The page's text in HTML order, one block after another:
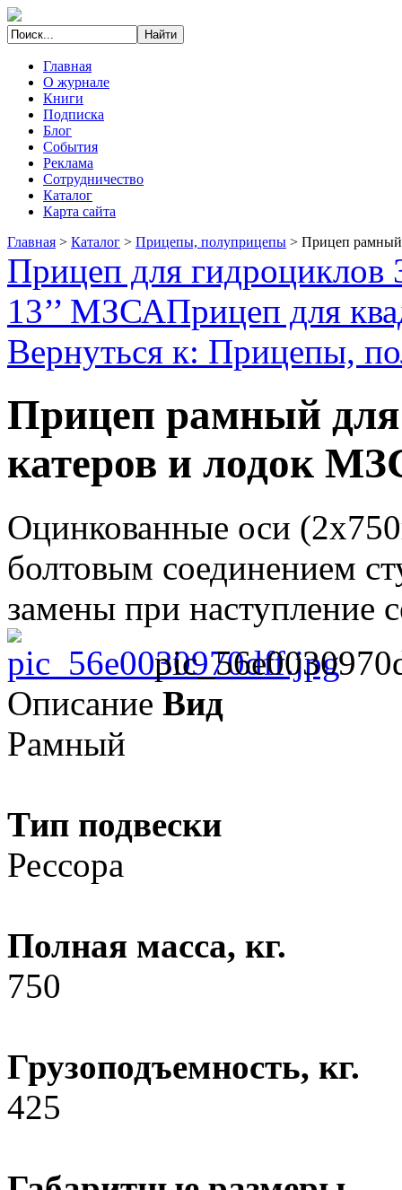
Главная
О журнале
Книги
Подписка
Блог
События
Реклама
Сотрудничество
Каталог
Карта сайта
Главная > Каталог > Прицепы, полуприцепы > Прицеп рамный
Прицеп для гидроциклов
13’’ МЗСАПрицеп для
Вернуться к: Прицепы,
Прицеп рамный для
катеров и лодок
Оцинкованные оси
болтовым соединением
замены при наступление
Описание Вид
Рамный
Тип подвески
Рессора
Полная масса, кг.
750
Грузоподъемность, кг.
425